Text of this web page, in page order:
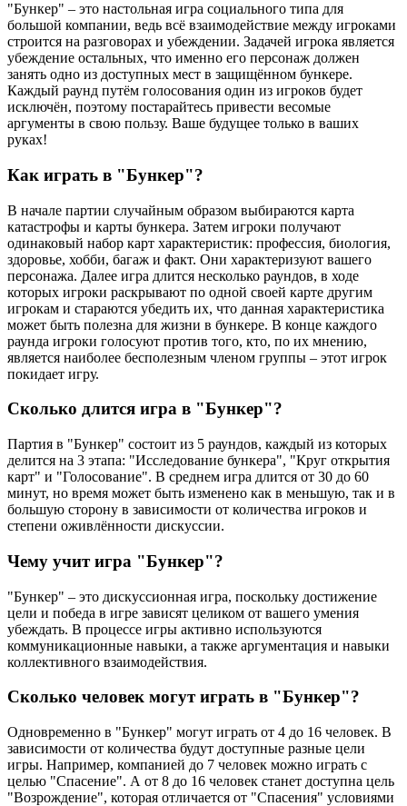
"Бункер" – это настольная игра социального типа для
большой компании, ведь всё взаимодействие между игроками
строится на разговорах и убеждении. Задачей игрока является
убеждение остальных, что именно его персонаж должен
занять одно из доступных мест в защищённом бункере.
Каждый раунд путём голосования один из игроков будет
исключён, поэтому постарайтесь привести весомые
аргументы в свою пользу. Ваше будущее только в ваших
руках!
Как играть в "Бункер"?
В начале партии случайным образом выбираются карта
катастрофы и карты бункера. Затем игроки получают
одинаковый набор карт характеристик: профессия, биология,
здоровье, хобби, багаж и факт. Они характеризуют вашего
персонажа. Далее игра длится несколько раундов, в ходе
которых игроки раскрывают по одной своей карте другим
игрокам и стараются убедить их, что данная характеристика
может быть полезна для жизни в бункере. В конце каждого
раунда игроки голосуют против того, кто, по их мнению,
является наиболее бесполезным членом группы – этот игрок
покидает игру.
Сколько длится игра в "Бункер"?
Партия в "Бункер" состоит из 5 раундов, каждый из которых
делится на 3 этапа: "Исследование бункера", "Круг открытия
карт" и "Голосование". В среднем игра длится от 30 до 60
минут, но время может быть изменено как в меньшую, так и в
большую сторону в зависимости от количества игроков и
степени оживлённости дискуссии.
Чему учит игра "Бункер"?
"Бункер" – это дискуссионная игра, поскольку достижение
цели и победа в игре зависят целиком от вашего умения
убеждать. В процессе игры активно используются
коммуникационные навыки, а также аргументация и навыки
коллективного взаимодействия.
Сколько человек могут играть в "Бункер"?
Одновременно в "Бункер" могут играть от 4 до 16 человек. В
зависимости от количества будут доступные разные цели
игры. Например, компанией до 7 человек можно играть с
целью "Спасение". А от 8 до 16 человек станет доступна цель
"Возрождение", которая отличается от "Спасения" условиями